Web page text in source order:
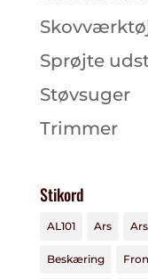
Sprøjte
Støvsuger
Trimmer
Stikord
AL101 Ars
Beskæring